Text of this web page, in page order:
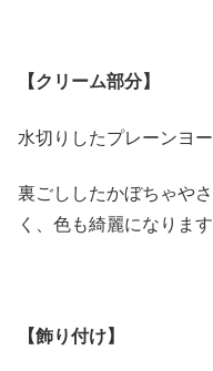
【クリーム部分】
水切りしたプレーンヨ
裏ごししたかぼちゃや
く、色も綺麗になります
【飾り付け】